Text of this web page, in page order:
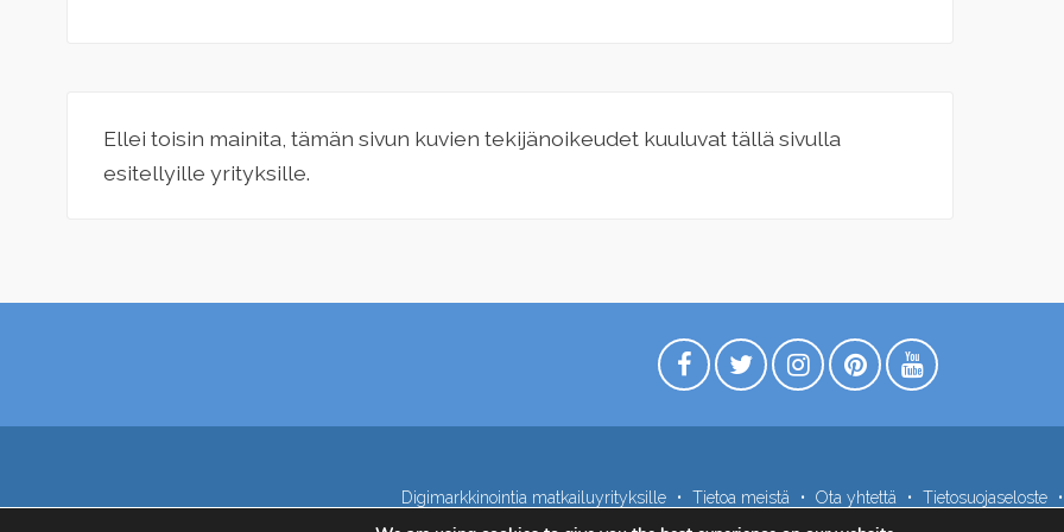
Ellei toisin mainita, tämän sivun kuvien tekijänoikeudet kuuluvat tällä sivulla
esitellyille yrityksille.
Digimarkkinointia matkailuyrityksille Tietoa meistä Ota yhtettä Tietosuojaseloste